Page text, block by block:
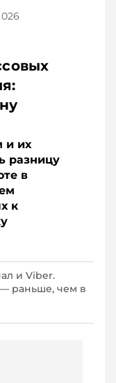
и их
разницу
в
к
и Viber.
раньше, чем в